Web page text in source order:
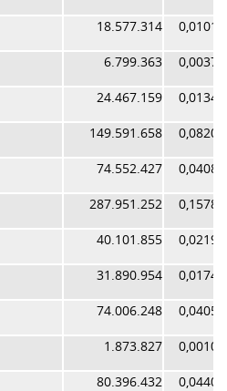
18.577.314
6.799.363
24.467.159
149.591.658
74.552.427
287.951.252
40.101.855
31.890.954
74.006.248
1.873.827
80.396.432